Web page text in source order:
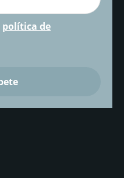
política de